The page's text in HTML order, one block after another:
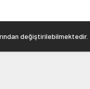
değiştirilebilmektedir.